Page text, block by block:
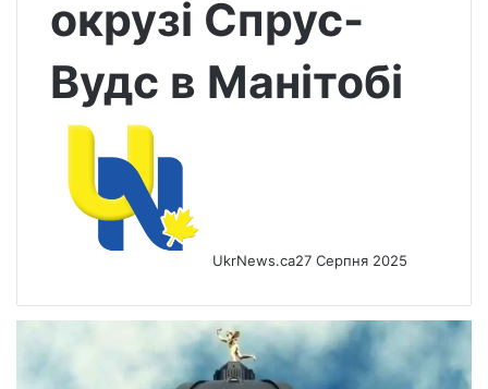
окрузі Спрус-
Вудс в Манітобі
UkrNews.ca27 Серпня 2025